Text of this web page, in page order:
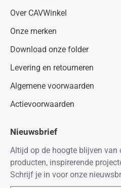
Over CAVWinkel
Onze merken
Download onze folder
Levering en retourneren
Algemene voorwaarden
Actievoorwaarden
Nieuwsbrief
Altijd op de hoogte blijven van
producten, inspirerende
Schrijf je in voor onze